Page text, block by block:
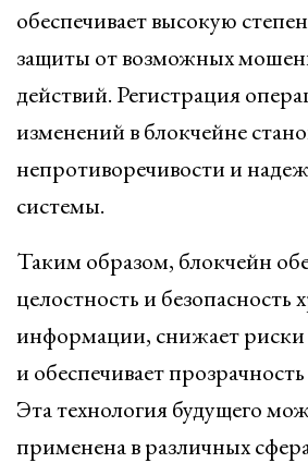
обеспечивает высокую
защиты от возможных
действий. Регистрация
изменений в блокчейне
непротиворечивости и
системы.
Таким образом, блокчейн
целостность и безопасность
информации, снижает
и обеспечивает
Эта технология будущего
применена в различных